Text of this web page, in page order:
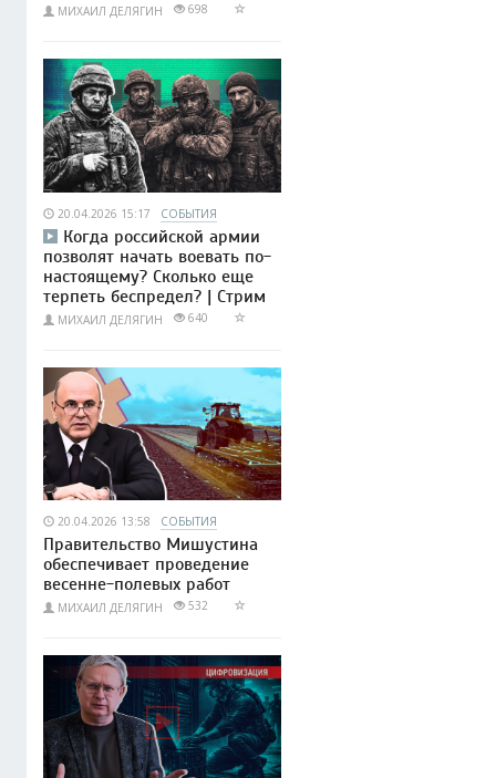
МИХАИЛ ДЕЛЯГИН 698
20.04.2026 15:17 СОБЫТИЯ
Когда российской армии
позволят начать воевать по-
настоящему? Сколько еще
терпеть беспредел? | Стрим
МИХАИЛ ДЕЛЯГИН 640
20.04.2026 13:58 СОБЫТИЯ
Правительство Мишустина
обеспечивает проведение
весенне-полевых работ
МИХАИЛ ДЕЛЯГИН 532